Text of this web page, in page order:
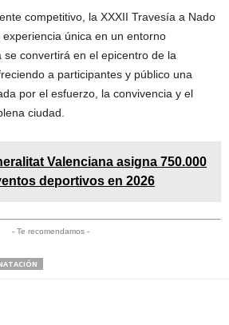
competitivo, la XXXII Travesía a Nado
única en un entorno
convertirá en el epicentro de la
a participantes y público una
por el esfuerzo, la convivencia y el
ciudad.
Valenciana asigna 750.000
deportivos en 2026
- Te recomendamos -